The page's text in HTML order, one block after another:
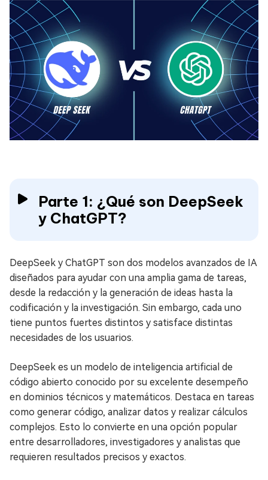
Parte 1: ¿Qué son DeepSeek
y ChatGPT?
DeepSeek y ChatGPT son dos modelos avanzados de IA
diseñados para ayudar con una amplia gama de tareas,
desde la redacción y la generación de ideas hasta la
codificación y la investigación. Sin embargo, cada uno
tiene puntos fuertes distintos y satisface distintas
necesidades de los usuarios.
DeepSeek es un modelo de inteligencia artificial de
código abierto conocido por su excelente desempeño
en dominios técnicos y matemáticos. Destaca en tareas
como generar código, analizar datos y realizar cálculos
complejos. Esto lo convierte en una opción popular
entre desarrolladores, investigadores y analistas que
requieren resultados precisos y exactos.